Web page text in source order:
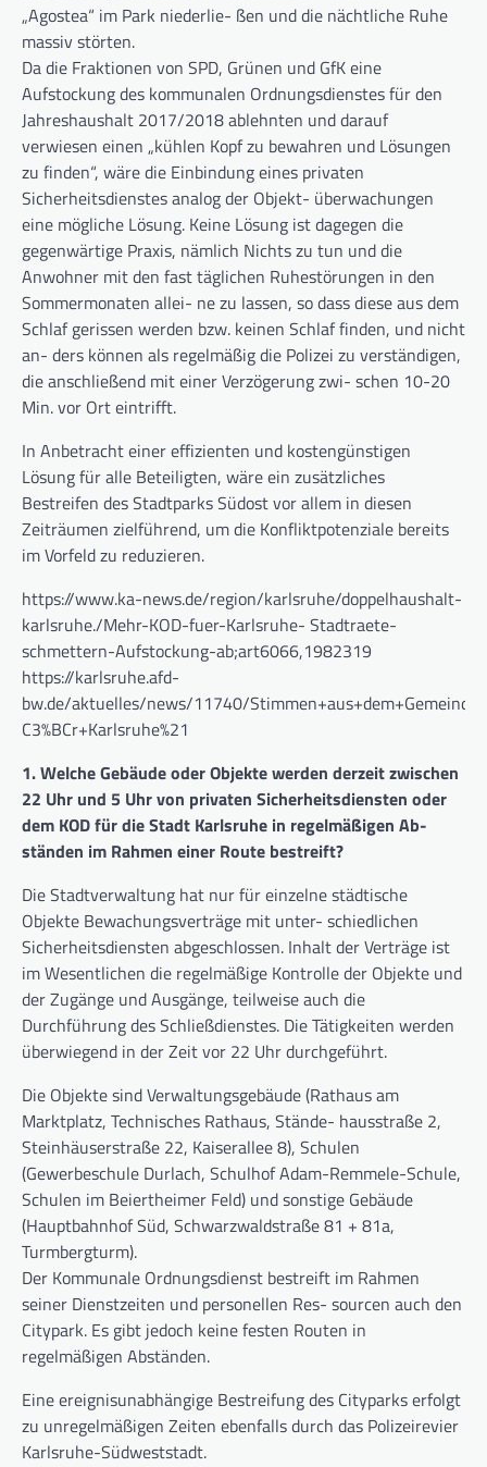
„Agostea“ im Park niederlie- ßen und die nächtliche Ruhe
massiv störten.
Da die Fraktionen von SPD, Grünen und GfK eine
Aufstockung des kommunalen Ordnungsdienstes für den
Jahreshaushalt 2017/2018 ablehnten und darauf
verwiesen einen „kühlen Kopf zu bewahren und Lösungen
zu finden“, wäre die Einbindung eines privaten
Sicherheitsdienstes analog der Objekt- überwachungen
eine mögliche Lösung. Keine Lösung ist dagegen die
gegenwärtige Praxis, nämlich Nichts zu tun und die
Anwohner mit den fast täglichen Ruhestörungen in den
Sommermonaten allei- ne zu lassen, so dass diese aus dem
Schlaf gerissen werden bzw. keinen Schlaf finden, und nicht
an- ders können als regelmäßig die Polizei zu verständigen,
die anschließend mit einer Verzögerung zwi- schen 10-20
Min. vor Ort eintrifft.
In Anbetracht einer effizienten und kostengünstigen
Lösung für alle Beteiligten, wäre ein zusätzliches
Bestreifen des Stadtparks Südost vor allem in diesen
Zeiträumen zielführend, um die Konfliktpotenziale bereits
im Vorfeld zu reduzieren.
https://www.ka-news.de/region/karlsruhe/doppelhaushalt-
karlsruhe./Mehr-KOD-fuer-Karlsruhe- Stadtraete-
schmettern-Aufstockung-ab;art6066,1982319
https://karlsruhe.afd-
bw.de/aktuelles/news/11740/
C3%BCr+Karlsruhe%21
1. Welche Gebäude oder Objekte werden derzeit zwischen
22 Uhr und 5 Uhr von privaten Sicherheitsdiensten oder
dem KOD für die Stadt Karlsruhe in regelmäßigen Ab-
ständen im Rahmen einer Route bestreift?
Die Stadtverwaltung hat nur für einzelne städtische
Objekte Bewachungsverträge mit unter- schiedlichen
Sicherheitsdiensten abgeschlossen. Inhalt der Verträge ist
im Wesentlichen die regelmäßige Kontrolle der Objekte und
der Zugänge und Ausgänge, teilweise auch die
Durchführung des Schließdienstes. Die Tätigkeiten werden
überwiegend in der Zeit vor 22 Uhr durchgeführt.
Die Objekte sind Verwaltungsgebäude (Rathaus am
Marktplatz, Technisches Rathaus, Stände- hausstraße 2,
Steinhäuserstraße 22, Kaiserallee 8), Schulen
(Gewerbeschule Durlach, Schulhof Adam-Remmele-Schule,
Schulen im Beiertheimer Feld) und sonstige Gebäude
(Hauptbahnhof Süd, Schwarzwaldstraße 81 + 81a,
Turmbergturm).
Der Kommunale Ordnungsdienst bestreift im Rahmen
seiner Dienstzeiten und personellen Res- sourcen auch den
Citypark. Es gibt jedoch keine festen Routen in
regelmäßigen Abständen.
Eine ereignisunabhängige Bestreifung des Cityparks erfolgt
zu unregelmäßigen Zeiten ebenfalls durch das Polizeirevier
Karlsruhe-Südweststadt.